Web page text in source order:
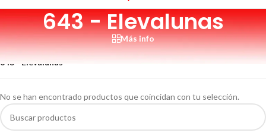
643 - Elevalunas
Más info
Inicio/6 - AUTO-COMPONENTES/64 - Seguridad y confort/
643 - Elevalunas
No se han encontrado productos que coincidan con tu selección.